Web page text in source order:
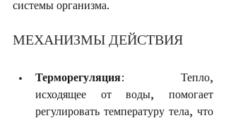
системы организма.
МЕХАНИЗМЫ ДЕЙСТВИЯ
Терморегуляция: Тепло,
исходящее от воды, помогает
регулировать температуру тела, что